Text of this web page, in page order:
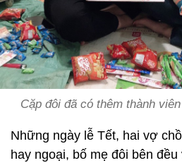
Cặp đôi đã có thêm thành
Những ngày lễ Tết, hai vợ
hay ngoại, bố mẹ đôi bên